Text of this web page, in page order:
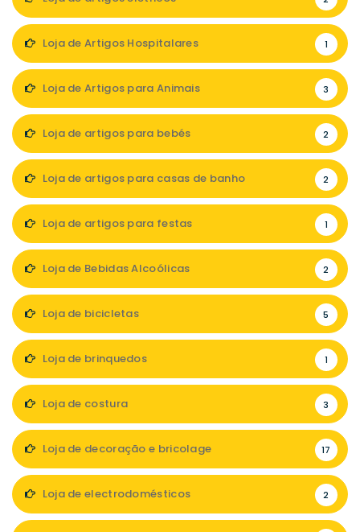
Loja de Artigos Hospitalares 1
Loja de Artigos para Animais 3
Loja de artigos para bebés 2
Loja de artigos para casas de banho 2
Loja de artigos para festas 1
Loja de Bebidas Alcoólicas 2
Loja de bicicletas 5
Loja de brinquedos 1
Loja de costura 3
Loja de decoração e bricolage 17
Loja de electrodomésticos 2